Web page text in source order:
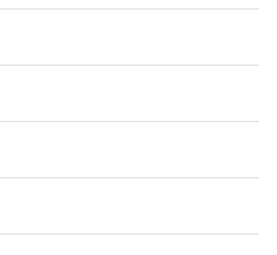
z możliwością